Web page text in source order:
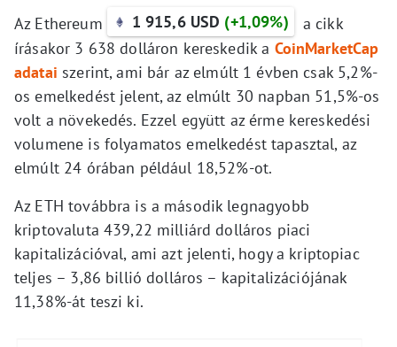
Az Ethereum 1 915,6 USD (+1,09%)
a cikk
írásakor 3 638 dolláron kereskedik a CoinMarketCap
adatai szerint, ami bár az elmúlt 1 évben csak 5,2%-
os emelkedést jelent, az elmúlt 30 napban 51,5%-os
volt a növekedés. Ezzel együtt az érme kereskedési
volumene is folyamatos emelkedést tapasztal, az
elmúlt 24 órában például 18,52%-ot.
Az ETH továbbra is a második legnagyobb
kriptovaluta 439,22 milliárd dolláros piaci
kapitalizációval, ami azt jelenti, hogy a kriptopiac
teljes – 3,86 billió dolláros – kapitalizációjának
11,38%-át teszi ki.